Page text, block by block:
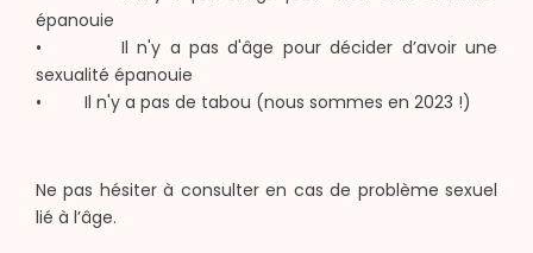
épanouie
• Il n'y a pas d'âge pour décider d’avoir une
sexualité épanouie
• Il n'y a pas de tabou (nous sommes en 2023 !)
Ne pas hésiter à consulter en cas de problème sexuel
lié à l’âge.